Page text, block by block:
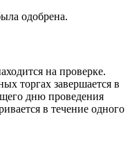
одобрена.
на проверке.
торгах завершается в
дню проведения
в течение одного